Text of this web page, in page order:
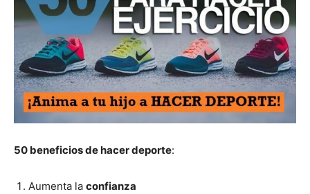
50 beneficios de hacer deporte:
Aumenta la confianza